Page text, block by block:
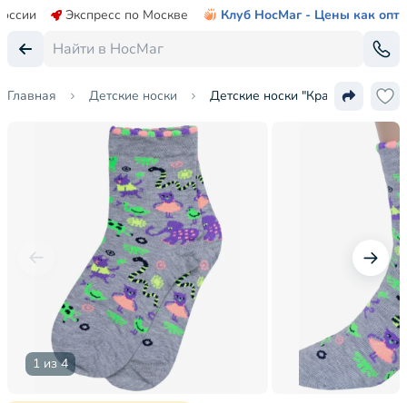
Экспресс по Москве Клуб НосМаг - Цены как опт
Главная Детские носки Детские носки "Красная ветка"
1 из 4